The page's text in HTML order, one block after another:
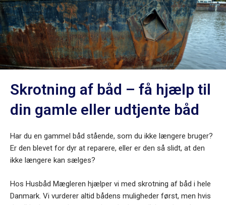
Skrotning af båd – få hjælp til
din gamle eller udtjente båd
Har du en gammel båd stående, som du ikke længere bruger?
Er den blevet for dyr at reparere, eller er den så slidt, at den
ikke længere kan sælges?
Hos Husbåd Mægleren hjælper vi med skrotning af båd i hele
Danmark. Vi vurderer altid bådens muligheder først, men hvis